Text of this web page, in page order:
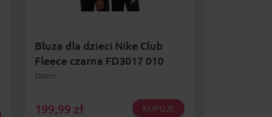
Bluza dla dzieci Nike Club
Fleece czarna FD3017 010
Dzieci
199,99 zł KUPUJĘ